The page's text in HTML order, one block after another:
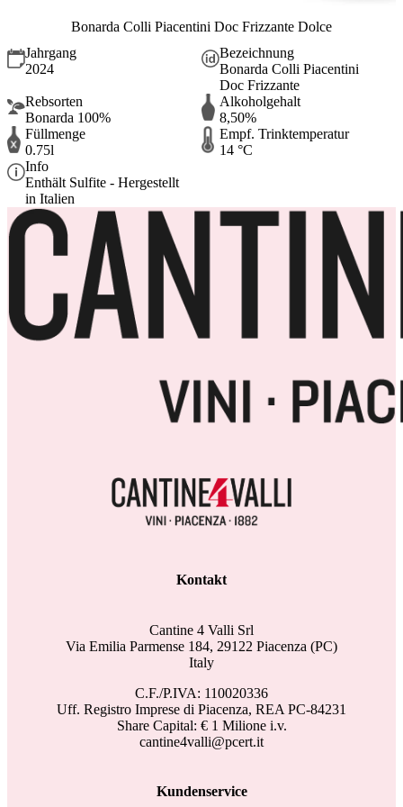
Bonarda Colli Piacentini Doc Frizzante Dolce
Jahrgang
2024
Bezeichnung
Bonarda Colli Piacentini
Doc Frizzante
Rebsorten
Bonarda 100%
Alkoholgehalt
8,50%
Füllmenge
0.75l
Empf. Trinktemperatur
14 °C
Info
Enthält Sulfite - Hergestellt
in Italien
Kontakt
Cantine 4 Valli Srl
Via Emilia Parmense 184, 29122 Piacenza (PC)
Italy
C.F./P.IVA: 110020336
Uff. Registro Imprese di Piacenza, REA PC-84231
Share Capital: € 1 Milione i.v.
cantine4valli@pcert.it
Kundenservice